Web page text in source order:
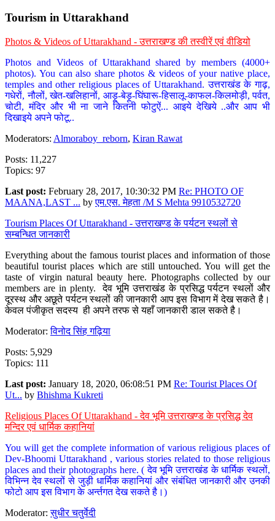
Tourism in Uttarakhand
Photos & Videos of Uttarakhand - उत्तराखण्ड की तस्वीरें एवं वीडियो
Photos and Videos of Uttarakhand shared by members (4000+
photos). You can also share photos & videos of your native place,
temples and other religious places of Uttarakhand. उत्तराखंड के गाढ़,
गधेरों, नौलों, खेत-खलिहानों, आड़ू-बेड़ू-घिंघारू-हिसालू-काफल-किलमोड़ी, पर्वत,
चोटी, मंदिर और भी ना जाने कितनी फोटुऐं... आइये देखिये ..और आप भी
दिखाइये अपने फोटू..
Moderators: Almoraboy_reborn, Kiran Rawat
Posts: 11,227
Topics: 97
Last post: February 28, 2017, 10:30:32 PM Re: PHOTO OF
MAANA,LAST ... byएम.एस. मेहता /M S Mehta 9910532720
Tourism Places Of Uttarakhand - उत्तराखण्ड के पर्यटन स्थलों से
सम्बन्धित जानकारी
Everything about the famous tourist places and information of those
beautiful tourist places which are still untouched. You will get the
taste of virgin natural beauty here. Photographs collected by our
members are in plenty. देव भूमि उत्तराखंड के प्रसिद्ध पर्यटन स्थलों और
दूरस्थ और अछूते पर्यटन स्थलों की जानकारी आप इस विभाग में देख सकते है।
केवल पंजीकृत सदस्य ही अपने तरफ से यहाँ जानकारी डाल सकते है।
Moderator:विनोद सिंह गढ़िया
Posts: 5,929
Topics: 111
Last post: January 18, 2020, 06:08:51 PM Re: Tourist Places Of
Ut... by Bhishma Kukreti
Religious Places Of Uttarakhand - देव भूमि उत्तराखण्ड के प्रसिद्ध देव
मन्दिर एवं धार्मिक कहानियां
You will get the complete information of various religious places of
Dev-Bhoomi Uttarakhand , various stories related to those religious
places and their photographs here. ( देव भूमि उत्तराखंड के धार्मिक स्थलों,
विभिन्न देव स्थलों से जुड़ी धार्मिक कहानियां और संबंधित जानकारी और उनकी
फोटो आप इस विभाग के अर्न्तगत देख सकते है।)
Moderator:सुधीर चतुर्वेदी